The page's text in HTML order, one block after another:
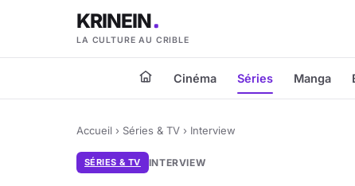
KRINEIN
LA CULTURE AU CRIBLE
Cinéma Séries Manga
Accueil › Séries & TV › Interview
SÉRIES & TV INTERVIEW